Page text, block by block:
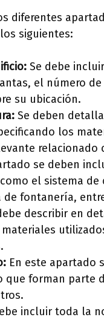
diferentes
siguientes:
Se debe
el número
su ubicación.
Se deben
los
relacionado
se deben
el sistema de
de fontanería,
describir en
En este apartado
forman parte
incluir toda la